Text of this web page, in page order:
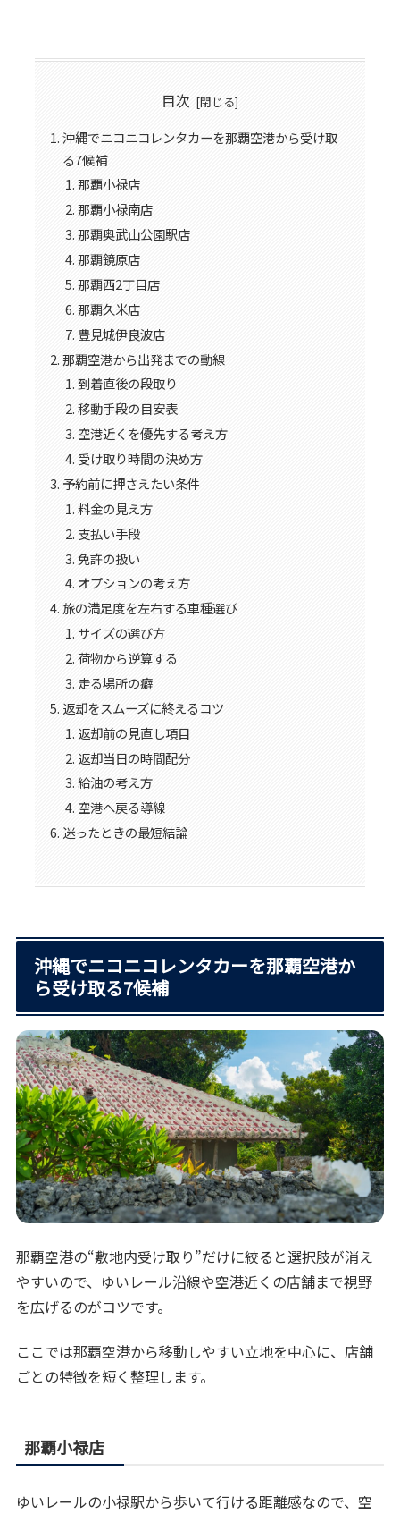
目次
沖縄でニコニコレンタカーを那覇空港から受け取
る7候補
那覇小禄店
那覇小禄南店
那覇奥武山公園駅店
那覇鏡原店
那覇西2丁目店
那覇久米店
豊見城伊良波店
那覇空港から出発までの動線
到着直後の段取り
移動手段の目安表
空港近くを優先する考え方
受け取り時間の決め方
予約前に押さえたい条件
料金の見え方
支払い手段
免許の扱い
オプションの考え方
旅の満足度を左右する車種選び
サイズの選び方
荷物から逆算する
走る場所の癖
返却をスムーズに終えるコツ
返却前の見直し項目
返却当日の時間配分
給油の考え方
空港へ戻る導線
迷ったときの最短結論
沖縄でニコニコレンタカーを那覇空港か
ら受け取る7候補
那覇空港の“敷地内受け取り”だけに絞ると選択肢が消え
やすいので、ゆいレール沿線や空港近くの店舗まで視野
を広げるのがコツです。
ここでは那覇空港から移動しやすい立地を中心に、店舗
ごとの特徴を短く整理します。
那覇小禄店
ゆいレールの小禄駅から歩いて行ける距離感なので、空